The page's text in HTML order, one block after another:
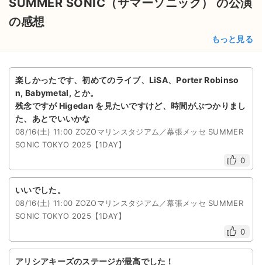
の感想
もっと見る
楽しかったです、初めてのライブ、LiSA、Porter Robinso
n, Babymetal, とか。
残念ですが Higedan を見たいですけど、時間がぶつかりまし
た、あとでいいかな
08/16(土) 11:00 ZOZOマリンスタジアム／幕張メッセ SUMMER
SONIC TOKYO 2025【1DAY】
0
いいでした。
08/16(土) 11:00 ZOZOマリンスタジアム／幕張メッセ SUMMER
SONIC TOKYO 2025【1DAY】
0
アリシアキーズのステージが最高でした！